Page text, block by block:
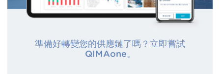
準備好轉變您的供應鏈了嗎？立即嘗試
QIMAone。